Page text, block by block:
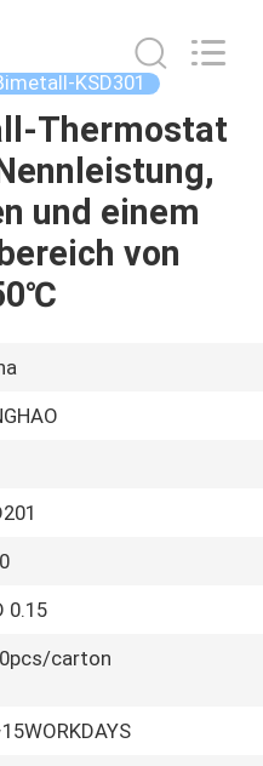
KSD301
Thermostat
und einem
von
0.15
carton